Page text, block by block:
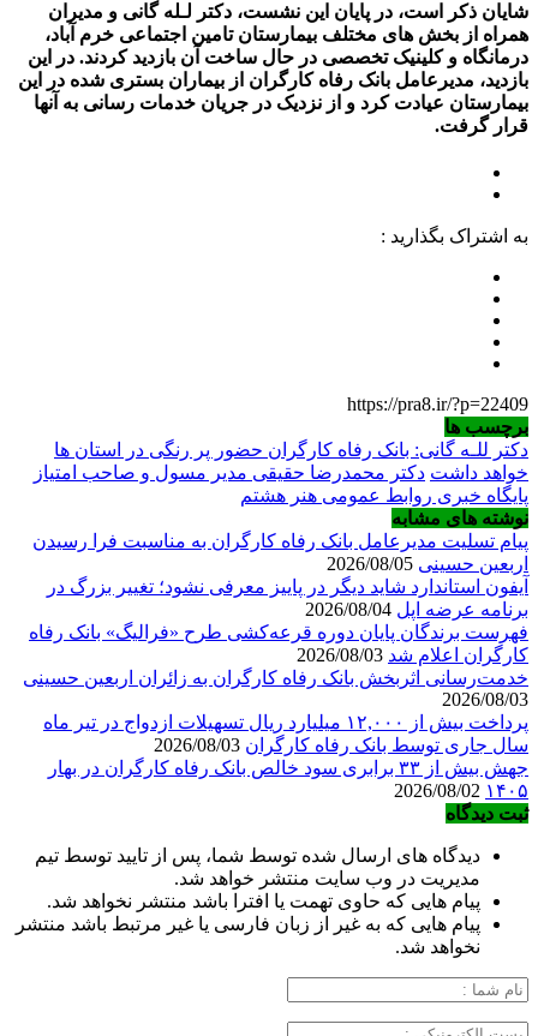
شایان ذکر است، در پایان این نشست، دکتر لـله گانی و مدیران
همراه از بخش های مختلف بیمارستان تامین اجتماعی خرم آباد،
درمانگاه و کلینیک تخصصی در حال ساخت آن بازدید کردند. در این
بازدید، مدیرعامل بانک رفاه کارگران از بیماران بستری شده در این
بیمارستان عیادت کرد و از نزدیک در جریان خدمات رسانی به آنها
قرار گرفت.
به اشتراک بگذارید :
https://pra8.ir/?p=22409
برچسب ها
دکتر للـه گانی: بانک رفاه کارگران حضور پر رنگی در استان ها
خواهد داشت دکتر محمدرضا حقیقی مدیر مسول و صاحب امتیاز
پایگاه خبری روابط عمومی هنر هشتم
نوشته های مشابه
پیام تسلیت مدیرعامل بانک رفاه کارگران به مناسبت فرا رسیدن
اربعین حسینی
آیفون استاندارد شاید دیگر در پاییز معرفی نشود؛ تغییر بزرگ در
برنامه عرضه اپل
فهرست برندگان پایان دوره قرعه‌کشی طرح «فرالیگ» بانک رفاه
کارگران اعلام شد
خدمت‌رسانی اثربخش بانک رفاه کارگران به زائران اربعین حسینی
2026/08/03
پرداخت بیش از ۱۲,۰۰۰ میلیارد ریال تسهیلات ازدواج در تیر ماه
سال جاری توسط بانک رفاه کارگران
جهش بیش از ۳۳ برابری سود خالص بانک رفاه کارگران در بهار
۱۴۰۵
ثبت دیدگاه
دیدگاه های ارسال شده توسط شما، پس از تایید توسط تیم
مدیریت در وب سایت منتشر خواهد شد.
پیام هایی که حاوی تهمت یا افترا باشد منتشر نخواهد شد.
پیام هایی که به غیر از زبان فارسی یا غیر مرتبط باشد منتشر
نخواهد شد.